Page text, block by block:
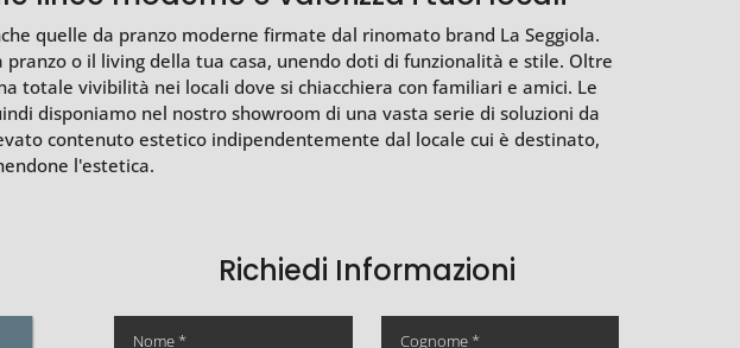
quelle da pranzo moderne firmate dal rinomato brand La Seggiola.
o il living della tua casa, unendo doti di funzionalità e stile. Oltre
totale vivibilità nei locali dove si chiacchiera con familiari e amici. Le
disponiamo nel nostro showroom di una vasta serie di soluzioni da
contenuto estetico indipendentemente dal locale cui è destinato,
l'estetica.
Richiedi Informazioni